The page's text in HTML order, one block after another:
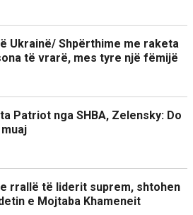
Ukrainë/ Shpërthime me raketa
të vrarë, mes tyre një fëmijë
Patriot nga SHBA, Zelensky: Do
rrallë të liderit suprem, shtohen
e Mojtaba Khameneit